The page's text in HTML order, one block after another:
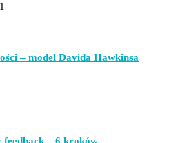
– model Davida Hawkinsa